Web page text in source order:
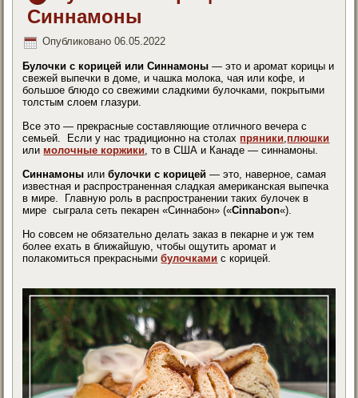
Синнамоны
Опубликовано 06.05.2022
Булочки с корицей или Синнамоны — это и аромат корицы и
свежей выпечки в доме, и чашка молока, чая или кофе, и
большое блюдо со свежими сладкими булочками, покрытыми
толстым слоем глазури.
Все это — прекрасные составляющие отличного вечера с
семьей. Если у нас традиционно на столах пряники плюшки
или молочные коржики , то в США и Канаде — синнамоны.
Синнамоны илибулочки с корицей — это, наверное, самая
известная и распространенная сладкая американская выпечка
в мире. Главную роль в распространении таких булочек в
мире сыграла сеть пекарен «Синнабон» («Cinnabon«).
Но совсем не обязательно делать заказ в пекарне и уж тем
более ехать в ближайшую, чтобы ощутить аромат и
полакомиться прекраснымибулочками с корицей.